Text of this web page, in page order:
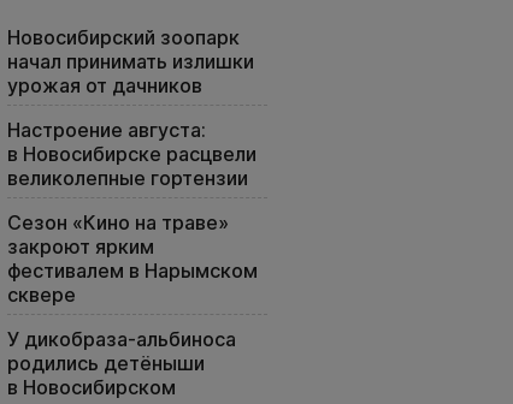
Новосибирский зоопарк
начал принимать излишки
урожая от дачников
Настроение августа:
в Новосибирске расцвели
великолепные гортензии
Сезон «Кино на траве»
закроют ярким
фестивалем в Нарымском
сквере
У дикобраза-альбиноса
родились детёныши
в Новосибирском